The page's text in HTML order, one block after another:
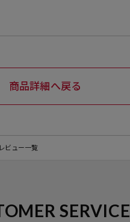
商品詳細へ戻る
レビュー一覧
SERVICE